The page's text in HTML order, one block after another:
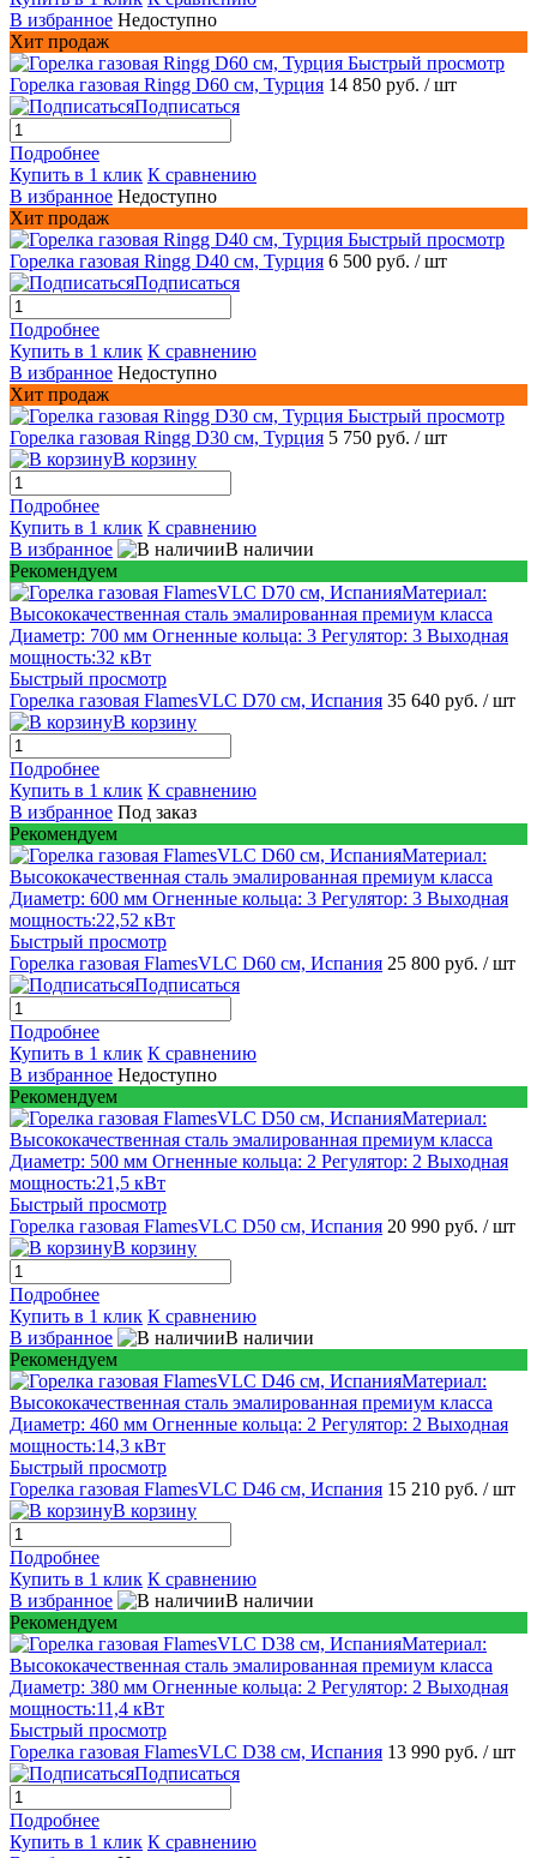
В избранное Недоступно
Хит продаж
Быстрый просмотр
Горелка газовая Ringg D60 см, Турция 14 850 руб. / шт
Подписаться
Подробнее
Купить в 1 клик К сравнению
В избранное Недоступно
Хит продаж
Быстрый просмотр
Горелка газовая Ringg D40 см, Турция 6 500 руб. / шт
Подписаться
Подробнее
Купить в 1 клик К сравнению
В избранное Недоступно
Хит продаж
Быстрый просмотр
Горелка газовая Ringg D30 см, Турция 5 750 руб. / шт
В корзину
Подробнее
Купить в 1 клик К сравнению
В избранное
В наличии
Рекомендуем
Быстрый просмотр
Горелка газовая FlamesVLC D70 см, Испания 35 640 руб. / шт
В корзину
Подробнее
Купить в 1 клик К сравнению
В избранное Под заказ
Рекомендуем
Быстрый просмотр
Горелка газовая FlamesVLC D60 см, Испания 25 800 руб. / шт
Подписаться
Подробнее
Купить в 1 клик К сравнению
В избранное Недоступно
Рекомендуем
Быстрый просмотр
Горелка газовая FlamesVLC D50 см, Испания 20 990 руб. / шт
В корзину
Подробнее
Купить в 1 клик К сравнению
В избранное
В наличии
Рекомендуем
Быстрый просмотр
Горелка газовая FlamesVLC D46 см, Испания 15 210 руб. / шт
В корзину
Подробнее
Купить в 1 клик К сравнению
В избранное
В наличии
Рекомендуем
Быстрый просмотр
Горелка газовая FlamesVLC D38 см, Испания 13 990 руб. / шт
Подписаться
Подробнее
Купить в 1 клик К сравнению